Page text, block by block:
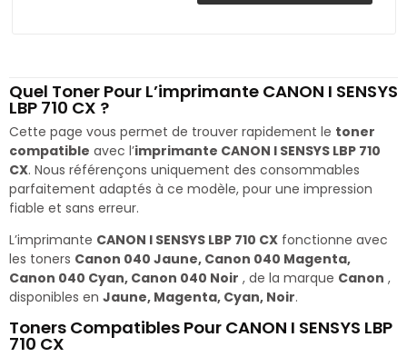
Quel Toner Pour L’imprimante CANON I SENSYS
LBP 710 CX ?
Cette page vous permet de trouver rapidement le toner
compatible avec l’imprimante CANON I SENSYS LBP 710
CX. Nous référençons uniquement des consommables
parfaitement adaptés à ce modèle, pour une impression
fiable et sans erreur.
L’imprimante CANON I SENSYS LBP 710 CX fonctionne avec
les toners Canon 040 Jaune, Canon 040 Magenta,
Canon 040 Cyan, Canon 040 Noir , de la marque Canon ,
disponibles en Jaune, Magenta, Cyan, Noir.
Toners Compatibles Pour CANON I SENSYS LBP
710 CX